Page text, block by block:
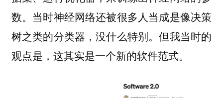
数。当时神经网络还被很多人当成是像决策
树之类的分类器，没什么特别。但我当时的
观点是，这其实是一个新的软件范式。